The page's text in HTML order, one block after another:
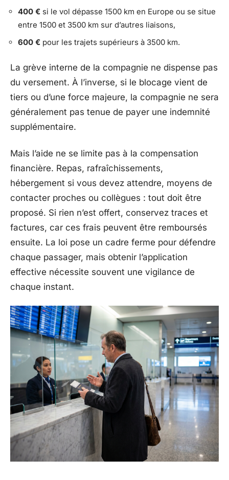
400 € si le vol dépasse 1500 km en Europe ou se situe
entre 1500 et 3500 km sur d’autres liaisons,
600 € pour les trajets supérieurs à 3500 km.
La grève interne de la compagnie ne dispense pas
du versement. À l’inverse, si le blocage vient de
tiers ou d’une force majeure, la compagnie ne sera
généralement pas tenue de payer une indemnité
supplémentaire.
Mais l’aide ne se limite pas à la compensation
financière. Repas, rafraîchissements,
hébergement si vous devez attendre, moyens de
contacter proches ou collègues : tout doit être
proposé. Si rien n’est offert, conservez traces et
factures, car ces frais peuvent être remboursés
ensuite. La loi pose un cadre ferme pour défendre
chaque passager, mais obtenir l’application
effective nécessite souvent une vigilance de
chaque instant.